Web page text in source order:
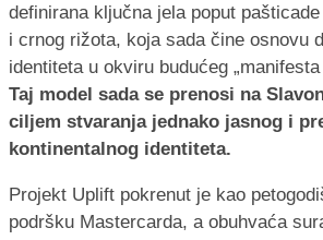
definirana ključna jela poput
i crnog rižota, koja sada čine osnovu
identiteta u okviru budućeg
Taj model sada se prenosi na
ciljem stvaranja jednako jasnog i
kontinentalnog identiteta.
Projekt Uplift pokrenut je kao
podršku Mastercarda, a obuhvaća